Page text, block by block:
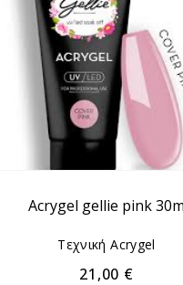
Acrygel gellie pink
Τεχνική Αcrygel
21,00 €